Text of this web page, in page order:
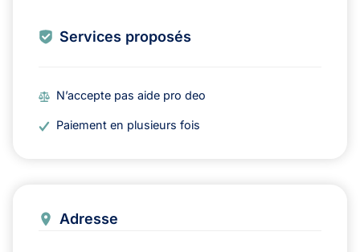
Services proposés
N’accepte pas aide pro deo
Paiement en plusieurs fois
Adresse